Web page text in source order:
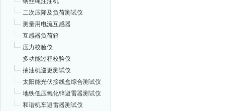
二次压降及负荷测试仪
测量用电流互感器
互感器负荷箱
压力校验仪
多功能过程校验仪
抽油机巡更测试仪
太阳能光伏接线盒综合测试仪
地铁低压氧化锌避雷器测试仪
和谐机车避雷器测试仪